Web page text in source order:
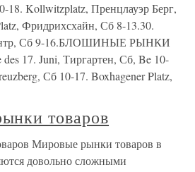
18. Kollwitzplatz, Пренцлауэр Берг,
Фридрихсхайн, Сб 8-13.30.
Сб 9-16.БЛОШИНЫЕ РЫНКИ
17. Juni, Тиргартен, Сб, Be 10-
Сб 10-17. Boxhagener Platz,
товаров
Мировые рынки товаров в
довольно сложными